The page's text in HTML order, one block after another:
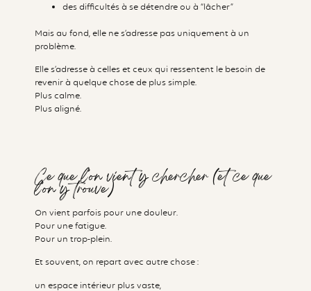
des difficultés à se détendre ou à “lâcher”
Mais au fond, elle ne s’adresse pas uniquement à un
problème.
Elle s’adresse à celles et ceux qui ressentent le besoin de
revenir à quelque chose de plus simple.
Plus calme.
Plus aligné.
Ce que l’on vient y chercher (et ce que
l’on y trouve)
On vient parfois pour une douleur.
Pour une fatigue.
Pour un trop-plein.
Et souvent, on repart avec autre chose :
un espace intérieur plus vaste,